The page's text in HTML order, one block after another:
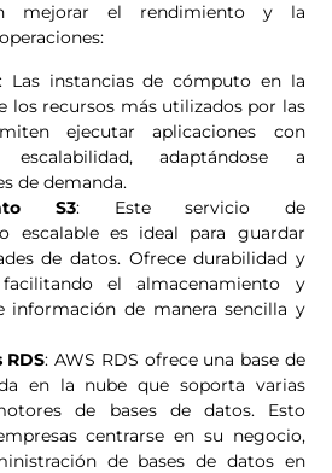
mejorar el rendimiento y la
: Las instancias de cómputo en la
los recursos más utilizados por las
ejecutar aplicaciones con
adaptándose a
de demanda.
S3: Este servicio de
escalable es ideal para guardar
de datos. Ofrece durabilidad y
facilitando el almacenamiento y
información de manera sencilla y
RDS: AWS RDS ofrece una base de
en la nube que soporta varias
de bases de datos. Esto
centrarse en su negocio,
de bases de datos en